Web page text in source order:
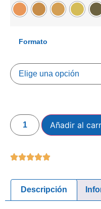
Formato
Añadir al
Descripción